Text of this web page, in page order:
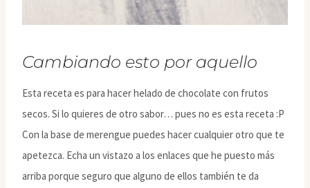
Cambiando esto por aquello
Esta receta es para hacer helado de chocolate con frutos
secos. Si lo quieres de otro sabor… pues no es esta receta :P
Con la base de merengue puedes hacer cualquier otro que te
apetezca. Echa un vistazo a los enlaces que he puesto más
arriba porque seguro que alguno de ellos también te da